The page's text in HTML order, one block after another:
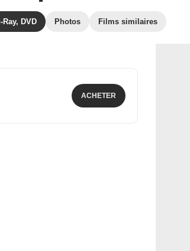
Ray, DVD Photos Films similaires
ACHETER